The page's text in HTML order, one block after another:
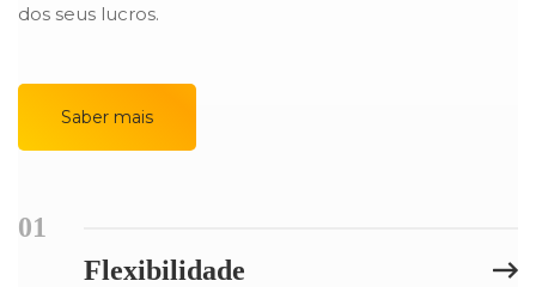
dos seus lucros.
Saber mais
01
Flexibilidade